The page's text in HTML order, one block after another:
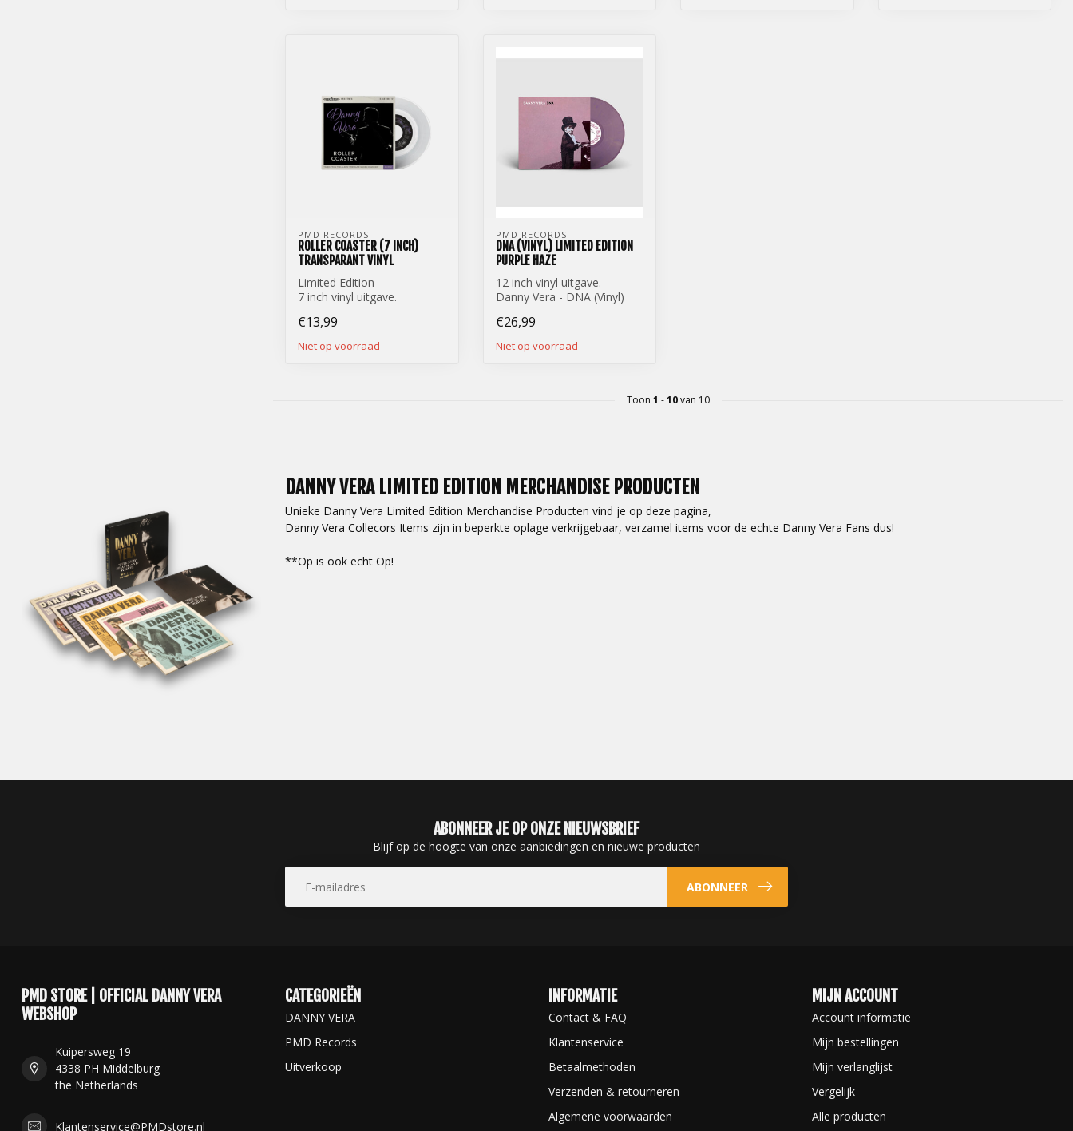
PMD RECORDS
ROLLER COASTER (7 INCH)
TRANSPARANT VINYL
Limited Edition
7 inch vinyl uitgave.
(7 inch) tra...
€13,99
Niet op voorraad
PMD RECORDS
DNA (VINYL) LIMITED EDITION
PURPLE HAZE
12 inch vinyl uitgave.
Danny Vera - DNA (Vinyl)
€26,99
Niet op voorraad
Toon 1 -10van 10
DANNY VERA LIMITED EDITION MERCHANDISE PRODUCTEN
Unieke Danny Vera Limited Edition Merchandise Producten vind je op deze pagina,
Danny Vera Collecors Items zijn in beperkte oplage verkrijgebaar, verzamel items voor de echte Danny Vera Fans dus!
**Op is ook echt Op!
ABONNEER JE OP ONZE NIEUWSBRIEF
Blijf op de hoogte van onze aanbiedingen en nieuwe producten
ABONNEER
PMD STORE | OFFICIAL DANNY VERA
WEBSHOP
Kuipersweg 19
4338 PH Middelburg
the Netherlands
Klantenservice@PMDstore.nl
CATEGORIEËN
DANNY VERA
PMD Records
Uitverkoop
INFORMATIE
Contact & FAQ
Klantenservice
Betaalmethoden
Verzenden & retourneren
Algemene voorwaarden
MIJN ACCOUNT
Account informatie
Mijn bestellingen
Mijn verlanglijst
Vergelijk
Alle producten